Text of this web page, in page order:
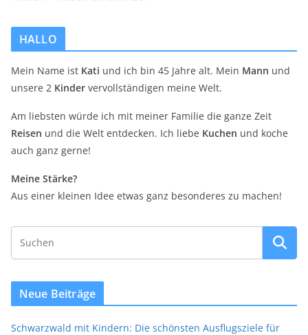
HALLO
Mein Name ist Kati und ich bin 45 Jahre alt. Mein Mann und
unsere 2 Kinder vervollständigen meine Welt.
Am liebsten würde ich mit meiner Familie die ganze Zeit
Reisen und die Welt entdecken. Ich liebe Kuchen und koche
auch ganz gerne!
Meine Stärke?
Aus einer kleinen Idee etwas ganz besonderes zu machen!
Neue Beiträge
Schwarzwald mit Kindern: Die schönsten Ausflugsziele für